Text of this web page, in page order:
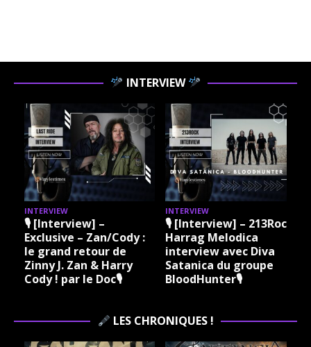
INTERVIEW
INTERVIEW
🎙 [Interview] –
Exclusive – Zan/Cody :
le grand retour de
Zinny J. Zan & Harry
Cody ! par le Doc🎙
INTERVIEW
🎙 [Interview] – 213Rock
Harrag Melodica
interview avec Diva
Satanica du groupe
BloodHunter🎙
LES CHRONIQUES !